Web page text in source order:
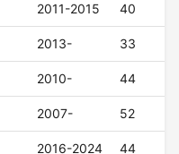
2011-2015 40
2013- 33
2010- 44
2007- 52
2016-2024 44